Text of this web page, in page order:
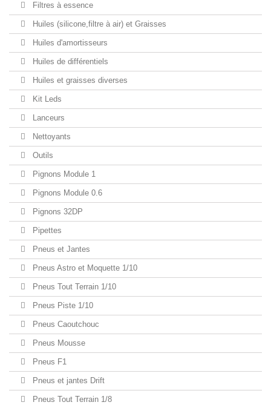
Filtres à essence
Huiles (silicone,filtre à air) et Graisses
Huiles d'amortisseurs
Huiles de différentiels
Huiles et graisses diverses
Kit Leds
Lanceurs
Nettoyants
Outils
Pignons Module 1
Pignons Module 0.6
Pignons 32DP
Pipettes
Pneus et Jantes
Pneus Astro et Moquette 1/10
Pneus Tout Terrain 1/10
Pneus Piste 1/10
Pneus Caoutchouc
Pneus Mousse
Pneus F1
Pneus et jantes Drift
Pneus Tout Terrain 1/8